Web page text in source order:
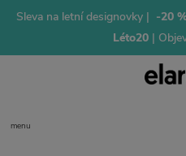
Sleva na letní designovky | -20
Léto20 |
menu